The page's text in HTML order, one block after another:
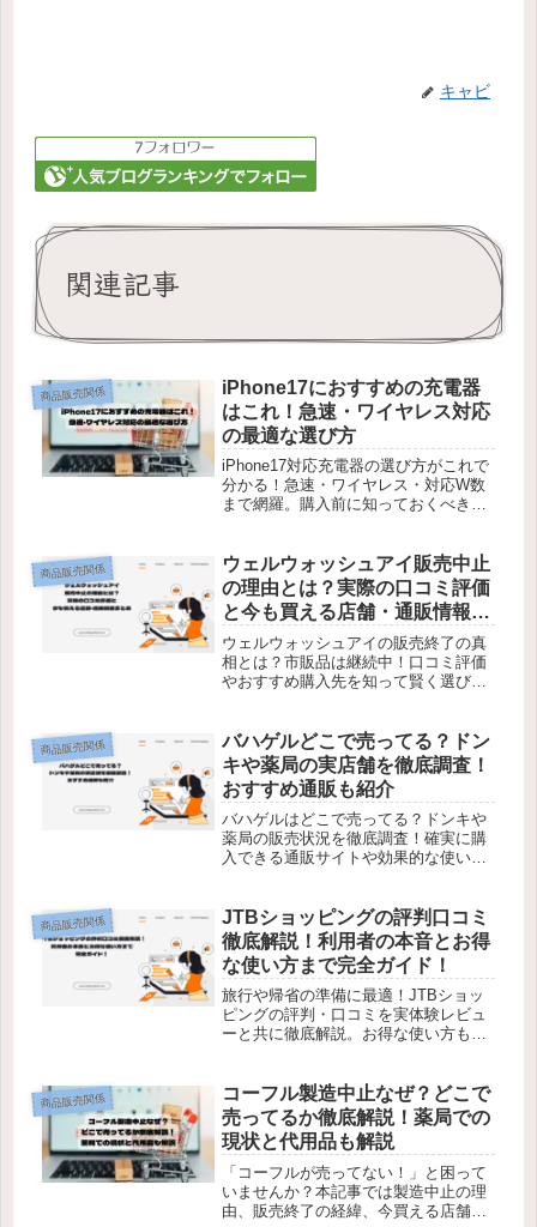
キャビ
関連記事
商品販売関係
iPhone17におすすめの充電器
はこれ！急速・ワイヤレス対応
の最適な選び方
iPhone17対応充電器の選び方がこれで
分かる！急速・ワイヤレス・対応W数
まで網羅。購入前に知っておくべき情
商品販売関係
ウェルウォッシュアイ販売中止
の理由とは？実際の口コミ評価
と今も買える店舗・通販情報ま
とめ
ウェルウォッシュアイの販売終了の真
相とは？市販品は継続中！口コミ評価
やおすすめ購入先を知って賢く選びま
商品販売関係
バハゲルどこで売ってる？ドン
キや薬局の実店舗を徹底調査！
おすすめ通販も紹介
バハゲルはどこで売ってる？ドンキや
薬局の販売状況を徹底調査！確実に購
入できる通販サイトや効果的な使い方
商品販売関係
JTBショッピングの評判口コミ
徹底解説！利用者の本音とお得
な使い方まで完全ガイド！
旅行や帰省の準備に最適！JTBショッ
ピングの評判・口コミを実体験レビュ
ーと共に徹底解説。お得な使い方も今
商品販売関係
コーフル製造中止なぜ？どこで
売ってるか徹底解説！薬局での
現状と代用品も解説
「コーフルが売ってない！」と困って
いませんか？本記事では製造中止の理
由、販売終了の経緯、今買える店舗や